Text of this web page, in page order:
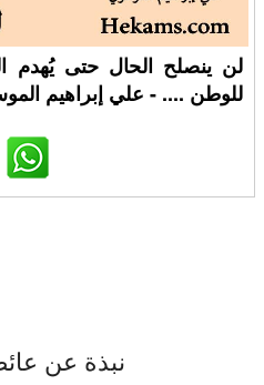
لن ينصلح الحال حتى يُهدم
للوطن .... - علي إبراهيم
نبذة عن